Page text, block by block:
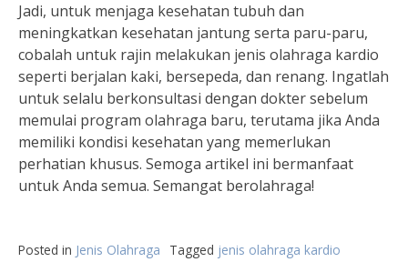
Jadi, untuk menjaga kesehatan tubuh dan
meningkatkan kesehatan jantung serta paru-paru,
cobalah untuk rajin melakukan jenis olahraga kardio
seperti berjalan kaki, bersepeda, dan renang. Ingatlah
untuk selalu berkonsultasi dengan dokter sebelum
memulai program olahraga baru, terutama jika Anda
memiliki kondisi kesehatan yang memerlukan
perhatian khusus. Semoga artikel ini bermanfaat
untuk Anda semua. Semangat berolahraga!
Posted in Jenis Olahraga Tagged jenis olahraga kardio